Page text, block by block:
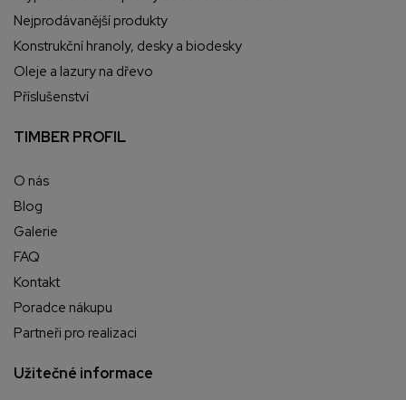
Nejprodávanější produkty
Konstrukční hranoly, desky a biodesky
Oleje a lazury na dřevo
Příslušenství
TIMBER PROFIL
O nás
Blog
Galerie
FAQ
Kontakt
Poradce nákupu
Partneři pro realizaci
Užitečné informace